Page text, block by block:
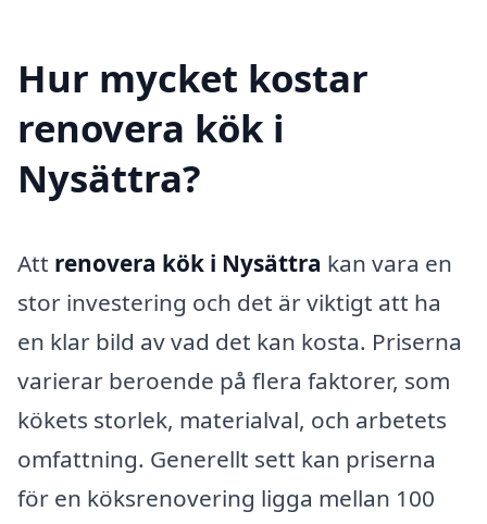
Hur mycket kostar
renovera kök i
Nysättra?
Att renovera kök i Nysättra kan vara en
stor investering och det är viktigt att ha
en klar bild av vad det kan kosta. Priserna
varierar beroende på flera faktorer, som
kökets storlek, materialval, och arbetets
omfattning. Generellt sett kan priserna
för en köksrenovering ligga mellan 100